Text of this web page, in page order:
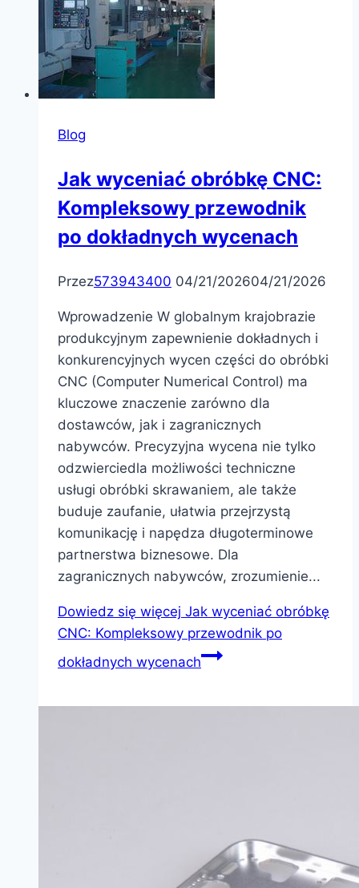
Blog
Jak wyceniać obróbkę CNC:
Kompleksowy przewodnik
po dokładnych wycenach
Przez573943400 04/21/202604/21/2026
Wprowadzenie W globalnym krajobrazie
produkcyjnym zapewnienie dokładnych i
konkurencyjnych wycen części do obróbki
CNC (Computer Numerical Control) ma
kluczowe znaczenie zarówno dla
dostawców, jak i zagranicznych
nabywców. Precyzyjna wycena nie tylko
odzwierciedla możliwości techniczne
usługi obróbki skrawaniem, ale także
buduje zaufanie, ułatwia przejrzystą
komunikację i napędza długoterminowe
partnerstwa biznesowe. Dla
zagranicznych nabywców, zrozumienie...
Dowiedz się więcej Jak wyceniać obróbkę
CNC: Kompleksowy przewodnik po
dokładnych wycenach